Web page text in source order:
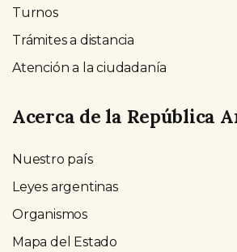
Turnos
Trámites a distancia
Atención a la ciudadanía
Acerca de la República
Nuestro país
Leyes argentinas
Organismos
Mapa del Estado